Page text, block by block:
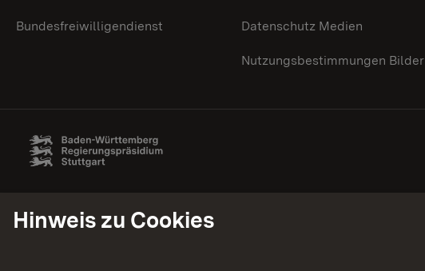
Bundesfreiwilligendienst Datenschutz Medien
Nutzungsbestimmungen Bilder
Hinweis zu Cookies